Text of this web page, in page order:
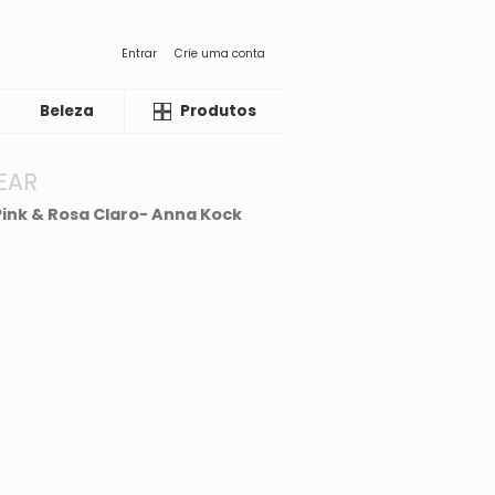
Entrar Crie uma conta
Beleza LiquidaProdutos
& Rosa Claro- Anna Kock